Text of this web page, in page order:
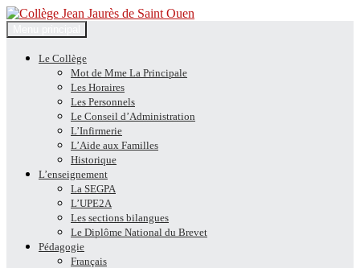
Collège Jean Jaurès de Saint
Ouen
Recherche
au
contenu
Le Collège
Mot de Mme La Principale
Les Horaires
Les Personnels
Le Conseil d’Administration
L’Infirmerie
L’Aide aux Familles
Historique
L’enseignement
La SEGPA
L’UPE2A
Les sections bilangues
Le Diplôme National du Brevet
Pédagogie
Français